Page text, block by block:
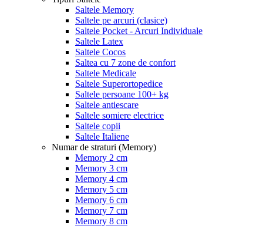
Saltele Memory
Saltele pe arcuri (clasice)
Saltele Pocket - Arcuri Individuale
Saltele Latex
Saltele Cocos
Saltea cu 7 zone de confort
Saltele Medicale
Saltele Superortopedice
Saltele persoane 100+ kg
Saltele antiescare
Saltele somiere electrice
Saltele copii
Saltele Italiene
Numar de straturi (Memory)
Memory 2 cm
Memory 3 cm
Memory 4 cm
Memory 5 cm
Memory 6 cm
Memory 7 cm
Memory 8 cm